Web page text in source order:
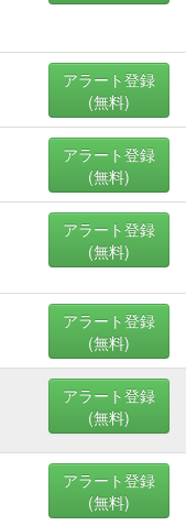
アラート登録
(無料)
アラート登録
(無料)
アラート登録
(無料)
アラート登録
(無料)
アラート登録
(無料)
アラート登録
(無料)